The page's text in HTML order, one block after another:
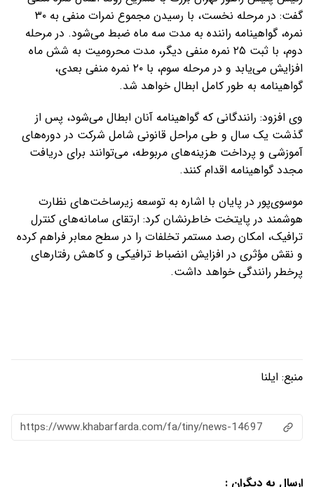
گفت: در مرحله نخست، با رسیدن مجموع نمرات منفی به ۳۰
نمره، گواهینامه راننده به مدت سه ماه ضبط می‌شود. در مرحله
دوم، با ثبت ۲۵ نمره منفی دیگر، مدت محرومیت به شش ماه
افزایش می‌یابد و در مرحله سوم، با ۲۰ نمره منفی بعدی،
گواهینامه به طور کامل ابطال خواهد شد.
وی افزود: رانندگانی که گواهینامه آنان ابطال می‌شود، پس از
گذشت یک سال و طی مراحل قانونی شامل شرکت در دوره‌های
آموزشی و پرداخت هزینه‌های مربوطه، می‌توانند برای دریافت
مجدد گواهینامه اقدام کنند.
موسوی‌پور در پایان با اشاره به توسعه زیرساخت‌های نظارت
هوشمند در پایتخت خاطرنشان کرد: ارتقای سامانه‌های کنترل
ترافیک، امکان رصد مستمر تخلفات را در سطح معابر فراهم کرده
و نقش مؤثری در افزایش انضباط ترافیکی و کاهش رفتارهای
پرخطر رانندگی خواهد داشت.
منبع: ایلنا
https://www.khabarfarda.com/fa/tiny/news-14697
ارسال به دیگران :